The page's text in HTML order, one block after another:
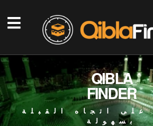
QIBLA
FINDER
على اتجاه القبلة
بسهولة